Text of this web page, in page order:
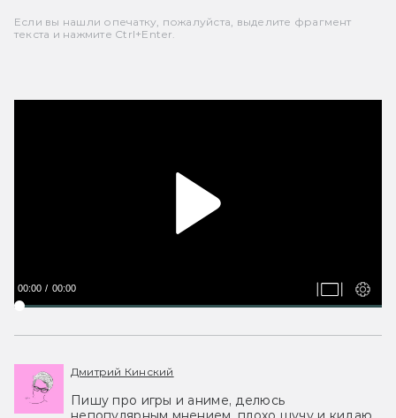
Если вы нашли опечатку, пожалуйста, выделите фрагмент
текста и нажмите Ctrl+Enter.
00:00 00:00
Дмитрий Кинский
Пишу про игры и аниме, делюсь